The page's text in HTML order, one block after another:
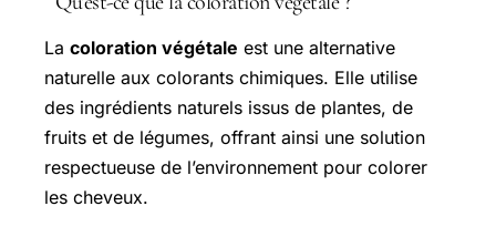
La coloration végétale est une alternative
naturelle aux colorants chimiques. Elle utilise
des ingrédients naturels issus de plantes, de
fruits et de légumes, offrant ainsi une solution
respectueuse de l’environnement pour colorer
les cheveux.